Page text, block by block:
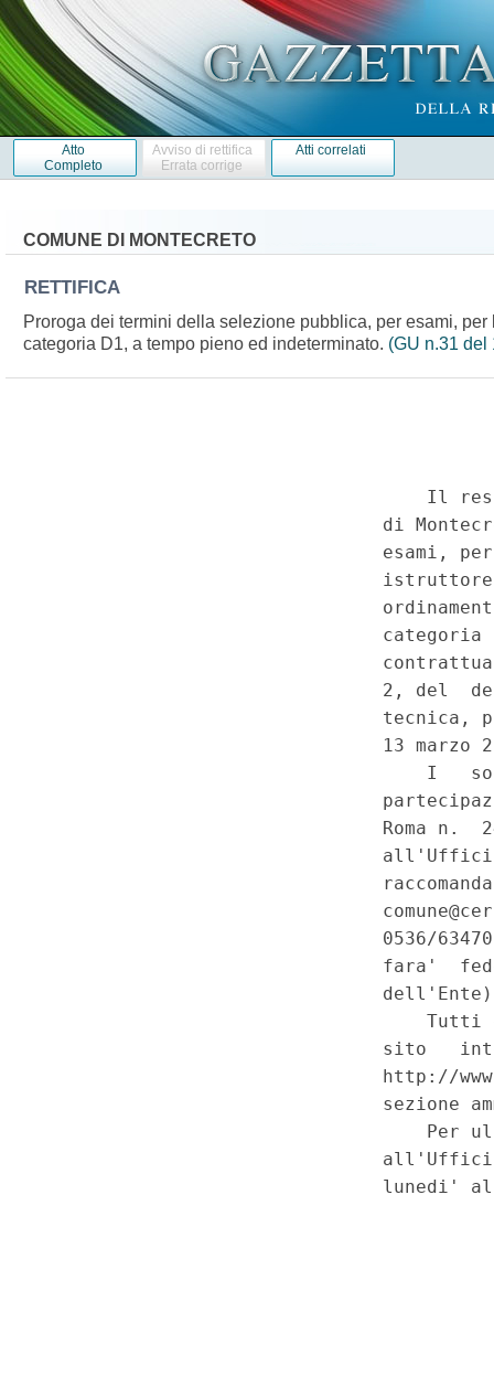
Atto
Completo
Avviso di rettifica
Errata corrige
Atti correlati
COMUNE DI MONTECRETO
RETTIFICA
Proroga dei termini della selezione pubblica, per esami,
categoria D1, a tempo pieno ed indeterminato. (GU n.31 del